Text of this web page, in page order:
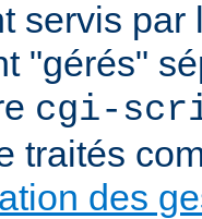
servis par
"gérés"
cgi-
traités
des